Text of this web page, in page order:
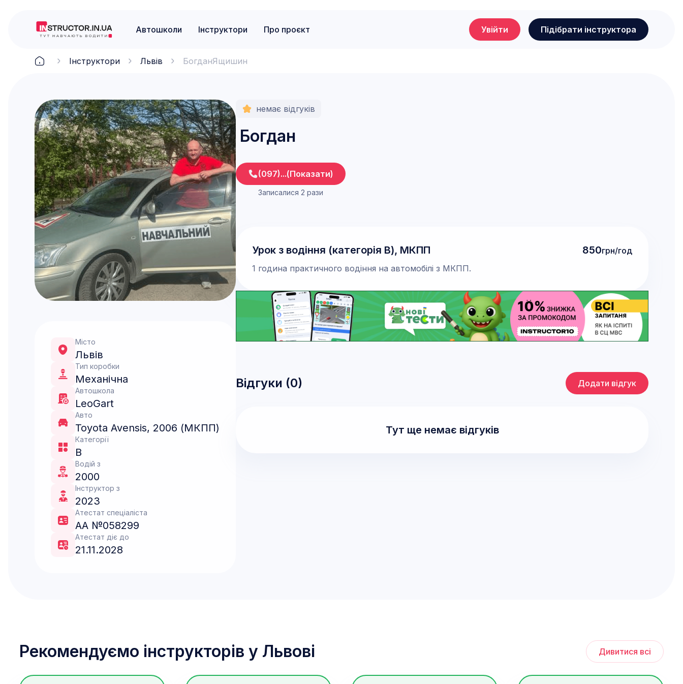
Автошколи Інструктори Про проєкт Увійти Підібрати інструктора
Інструктори Львів БогданЯщишин
Місто
Львів
Тип коробки
Механічна
Автошкола
LeoGart
Авто
Toyota Avensis, 2006 (МКПП)
Категорії
B
Водій з
2000
Інструктор з
2023
Атестат спеціаліста
АА №058299
Атестат діє до
21.11.2028
немає відгуків
Богдан
(097)...(Показати)
Записалися 2 рази
Урок з водіння (категорія В), МКПП
1 година практичного водіння на автомобілі з МКПП.
850грн/год
Відгуки (0) Додати відгук
Тут ще немає відгуків
Рекомендуємо інструкторів у Львові Дивитися всі